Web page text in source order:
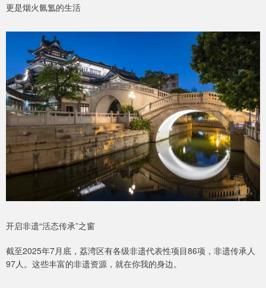
更是烟火氤氲的生活
开启非遗“活态传承”之窗
截至2025年7月底，荔湾区有各级非遗代表性项目86项，非遗传承人
97人。这些丰富的非遗资源，就在你我的身边。